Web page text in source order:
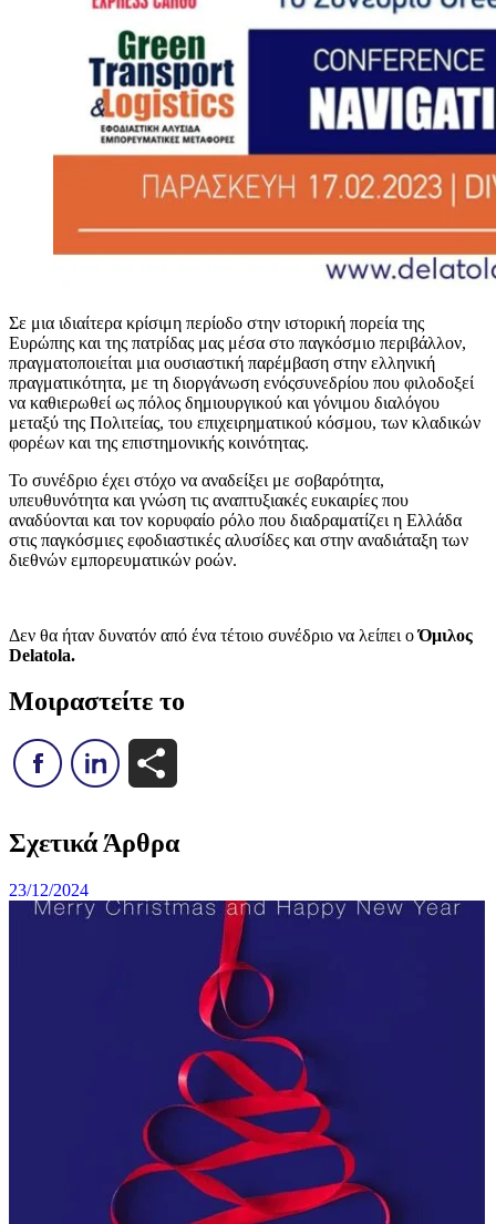
Σε μια ιδιαίτερα κρίσιμη περίοδο στην ιστορική πορεία της
Ευρώπης και της πατρίδας μας μέσα στο παγκόσμιο περιβάλλον,
πραγματοποιείται μια ουσιαστική παρέμβαση στην ελληνική
πραγματικότητα, με τη διοργάνωση ενόςσυνεδρίου που φιλοδοξεί
να καθιερωθεί ως πόλος δημιουργικού και γόνιμου διαλόγου
μεταξύ της Πολιτείας, του επιχειρηματικού κόσμου, των κλαδικών
φορέων και της επιστημονικής κοινότητας.
Το συνέδριο έχει στόχο να αναδείξει με σοβαρότητα,
υπευθυνότητα και γνώση τις αναπτυξιακές ευκαιρίες που
αναδύονται και τον κορυφαίο ρόλο που διαδραματίζει η Ελλάδα
στις παγκόσμιες εφοδιαστικές αλυσίδες και στην αναδιάταξη των
διεθνών εμπορευματικών ροών.
Δεν θα ήταν δυνατόν από ένα τέτοιο συνέδριο να λείπει οΌμιλος
Delatola.
Μοιραστείτε το
Σχετικά Άρθρα
23/12/2024